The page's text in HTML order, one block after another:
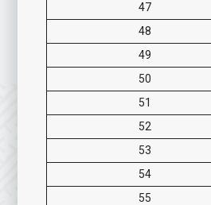
47
48
49
50
51
52
53
54
55